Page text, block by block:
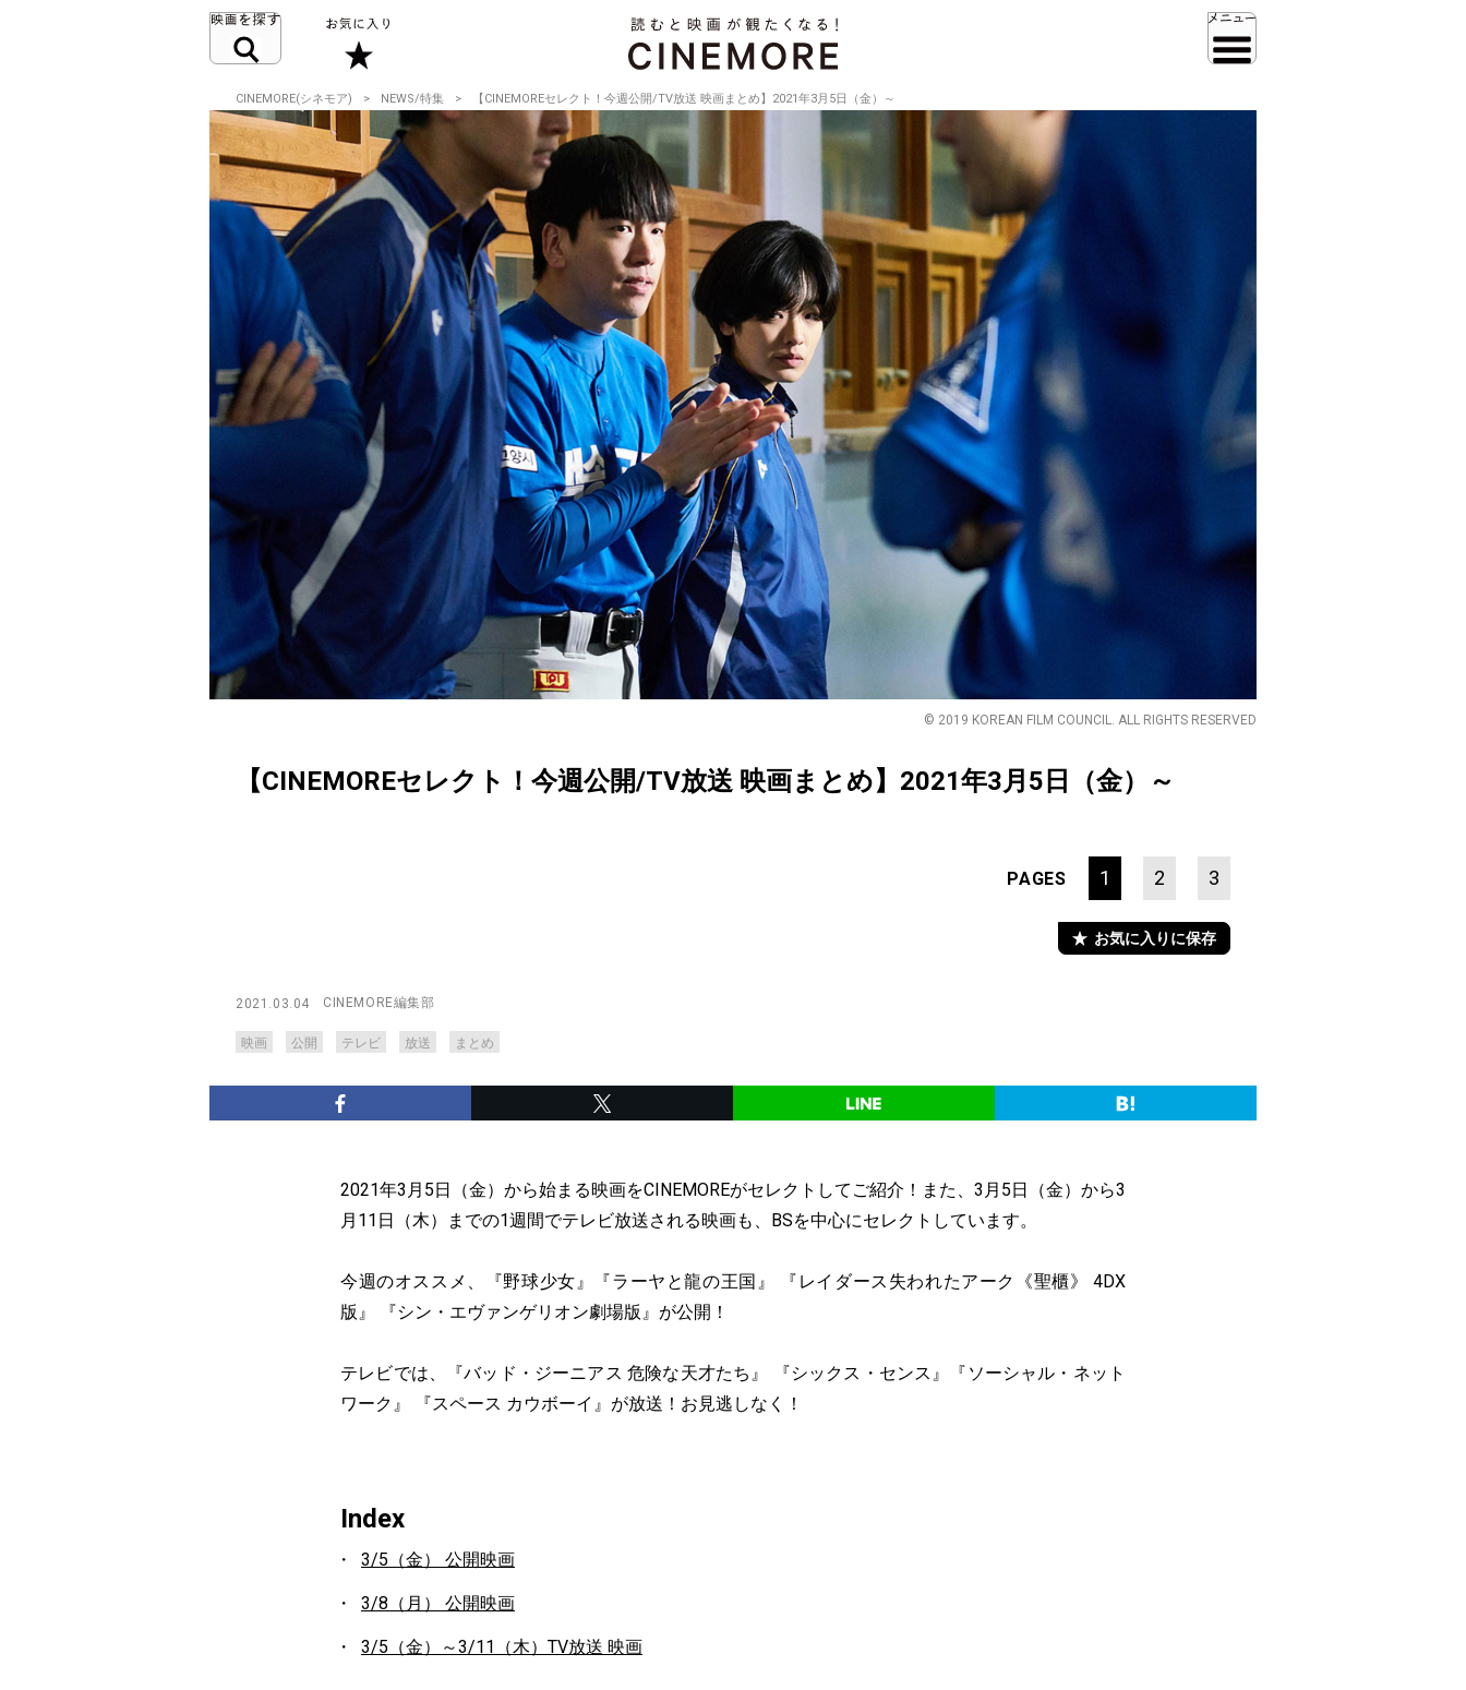
CINEMORE(シネモア) NEWS/特集 【CINEMOREセレクト！今週公開/TV放送 映画まとめ】2021年3月5日（金）～
© 2019 KOREAN FILM COUNCIL. ALL RIGHTS RESERVED
【CINEMOREセレクト！今週公開/TV放送 映画まとめ】2021年3月5日（金）～
PAGES 1 2 3
お気に入りに保存
2021.03.04 CINEMORE編集部
映画 公開 テレビ 放送 まとめ
2021年3月5日（金）から始まる映画をCINEMOREがセレクトしてご紹介！また、3月5日（金）から3
月11日（木）までの1週間でテレビ放送される映画も、BSを中心にセレクトしています。
今週のオススメ、『野球少女』『ラーヤと龍の王国』 『レイダース失われたアーク《聖櫃》 4DX
版』 『シン・エヴァンゲリオン劇場版』が公開！
テレビでは、『バッド・ジーニアス 危険な天才たち』 『シックス・センス』『ソーシャル・ネット
ワーク』 『スペース カウボーイ』が放送！お見逃しなく！
Index
3/5（金） 公開映画
3/8（月） 公開映画
3/5（金）～3/11（木）TV放送 映画